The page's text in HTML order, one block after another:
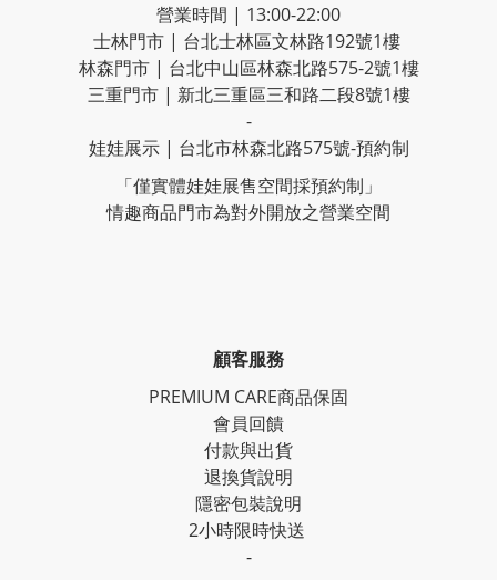
營業時間 | 13:00-22:00
士林門市 | 台北士林區文林路192號1樓
林森門市 | 台北中山區林森北路575-2號1樓
三重門市 | 新北三重區三和路二段8號1樓
-
娃娃展示 | 台北市林森北路575號-預約制
「僅實體娃娃展售空間採預約制」
情趣商品門市為對外開放之營業空間
顧客服務
PREMIUM CARE商品保固
會員回饋
付款與出貨
退換貨說明
隱密包裝說明
2小時限時快送
-